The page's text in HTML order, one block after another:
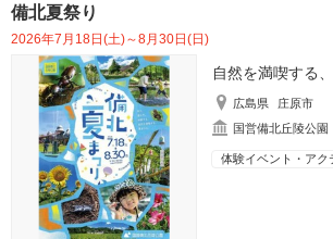
備北夏祭り
2026年7月18日(土)～8月30日(日)
自然を満喫する
広島県
庄原市
国営備北丘陵公園
体験イベント・アク